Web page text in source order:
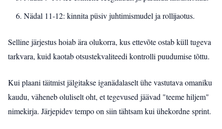
Nädal 11-12: kinnita püsiv juhtimismudel ja rollijaotus.
Selline järjestus hoiab ära olukorra, kus ettevõte ostab küll tugeva
tarkvara, kuid kaotab otsustekvaliteedi kontrolli puudumise tõttu.
Kui plaani täitmist jälgitakse iganädalaselt ühe vastutava omaniku
kaudu, väheneb oluliselt oht, et tegevused jäävad "teeme hiljem"
nimekirja. Järjepidev tempo on siin tähtsam kui ühekordne sprint.